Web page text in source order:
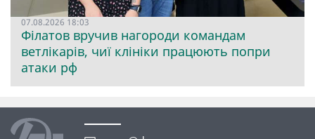
07.08.2026 18:03
Філатов вручив нагороди командам
ветлікарів, чиї клініки працюють попри
атаки рф